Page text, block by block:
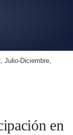
crítica
Julio-Diciembre,
en